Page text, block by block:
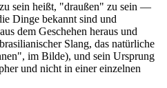
zu sein heißt, "draußen" zu sein —
Dinge bekannt sind und
dem Geschehen heraus und
Slang, das natürliche
im Bilde), und sein Ursprung
und nicht in einer einzelnen